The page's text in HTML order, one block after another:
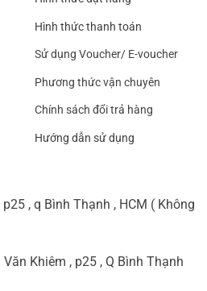
Hình thức thanh toán
Sử dụng Voucher/ E-voucher
Phương thức vận chuyên
Chính sách đổi trả hàng
Hướng dẫn sử dụng
, q Bình Thạnh , HCM ( Không
Khiêm , p25 , Q Bình Thạnh